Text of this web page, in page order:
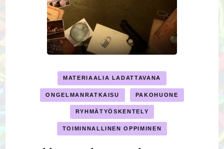
MATERIAALIA LADATTAVANA
ONGELMANRATKAISU PAKOHUONE
RYHMÄTYÖSKENTELY
TOIMINNALLINEN OPPIMINEN